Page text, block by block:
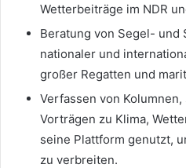
Wetterbeiträge im NDR
Beratung von Segel- und
nationaler und
großer Regatten und
Verfassen von
Vorträgen zu Klima,
seine Plattform genutzt,
zu verbreiten.